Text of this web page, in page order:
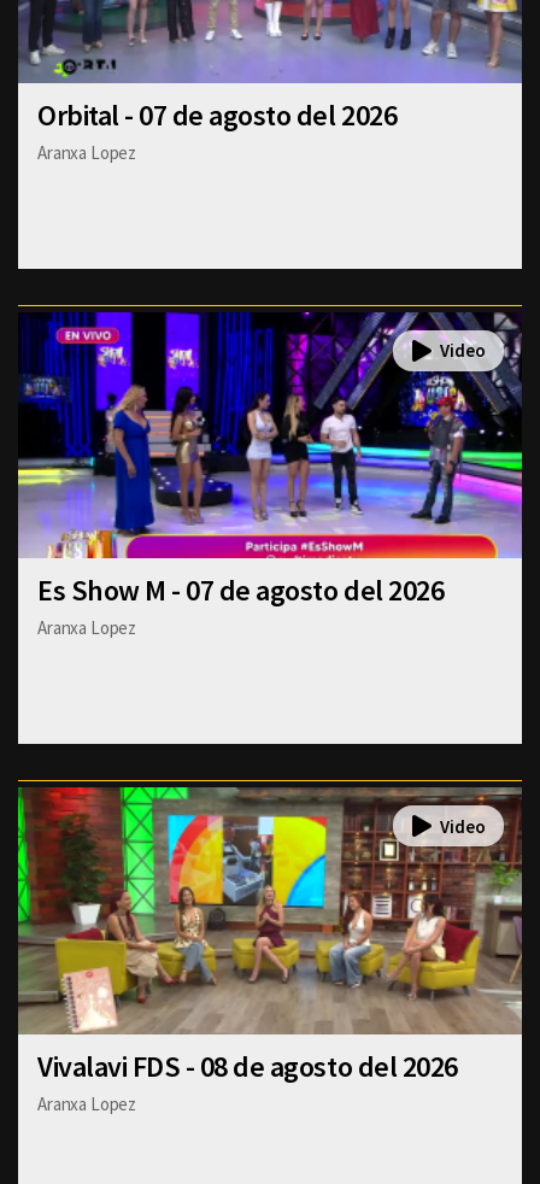
Orbital - 07 de agosto del 2026
Aranxa Lopez
Es Show M - 07 de agosto del 2026
Aranxa Lopez
Vivalavi FDS - 08 de agosto del 2026
Aranxa Lopez